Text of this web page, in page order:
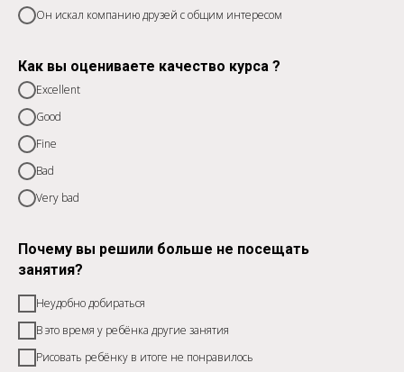
Он искал компанию друзей с общим интересом
Как вы оцениваете качество курса ?
Excellent
Good
Fine
Bad
Very bad
Почему вы решили больше не посещать
занятия?
Неудобно добираться
В это время у ребёнка другие занятия
Рисовать ребёнку в итоге не понравилось